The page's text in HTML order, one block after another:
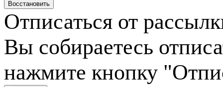
Отписаться от
Вы собираетесь
нажмите кнопку